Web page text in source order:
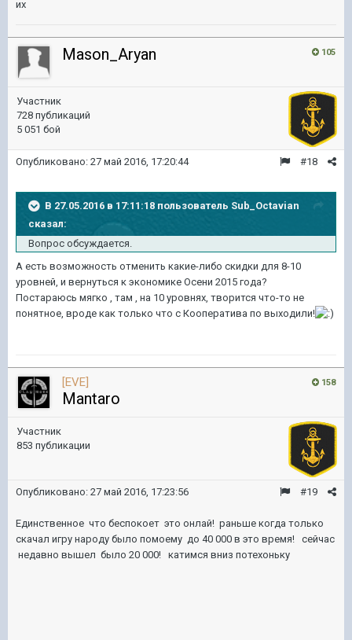
их
105
Mason_Aryan
Участник
728 публикаций
5 051 бой
#18
Опубликовано: 27 май 2016, 17:20:44
В 27.05.2016 в 17:11:18 пользователь Sub_Octavian
сказал:
Вопрос обсуждается.
А есть возможность отменить какие-либо скидки для 8-10
уровней, и вернуться к экономике Осени 2015 года?
Постараюсь мягко , там , на 10 уровнях, творится что-то не
понятное, вроде как только что с Кооператива по выходили!
158
[EVE]
Mantaro
Участник
853 публикации
#19
Опубликовано: 27 май 2016, 17:23:56
Единственное что беспокоет это онлай! раньше когда только
скачал игру народу было помоему до 40 000 в это время! сейчас
недавно вышел было 20 000! катимся вниз потехоньку